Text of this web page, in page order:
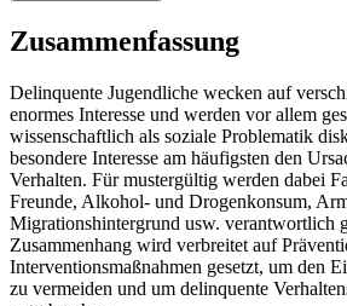
Zusammenfassung
Delinquente Jugendliche wecken auf
enormes Interesse und werden vor allem
wissenschaftlich als soziale Problematik
besondere Interesse am häufigsten den
Verhalten. Für mustergültig werden dabei
Freunde, Alkohol- und Drogenkonsum,
Migrationshintergrund usw. verantwortlich
Zusammenhang wird verbreitet auf
Interventionsmaßnahmen gesetzt, um den
zu vermeiden und um delinquente